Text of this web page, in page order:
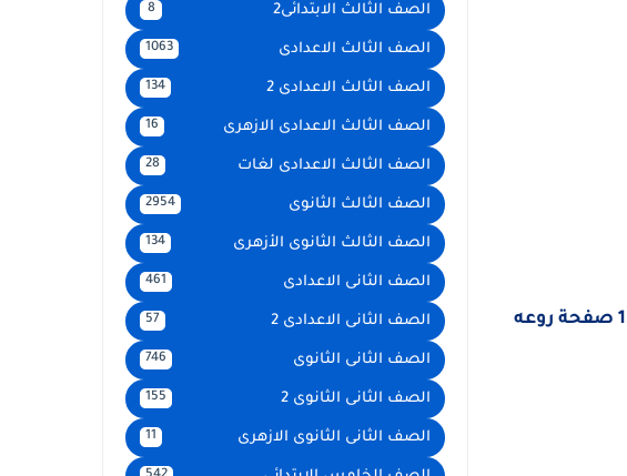
نموذج ورد خطة علاجية للطلاب الضعاف في القراءة والكتابة الصفوف الاولية مكونة من 13 صفحة روعه
الصف الثالث الابتدائى2 8
الصف الثالث الاعدادى 1063
الصف الثالث الاعدادى 2 134
الصف الثالث الاعدادى الازهرى 16
الصف الثالث الاعدادى لغات 28
الصف الثالث الثانوى 2954
الصف الثالث الثانوى الأزهرى 134
الصف الثانى الاعدادى 461
الصف الثانى الاعدادى 2 57
الصف الثانى الثانوى 746
الصف الثانى الثانوى 2 155
الصف الثانى الثانوى الازهرى 11